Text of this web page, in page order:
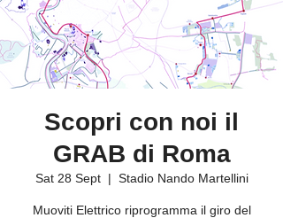
Scopri con noi il
GRAB di Roma
Sat 28 Sept
  |
Stadio Nando Martellini
Muoviti Elettrico riprogramma il giro del